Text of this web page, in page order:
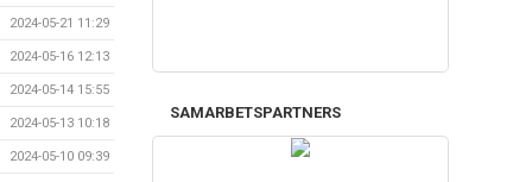
2024-05-21 11:29
2024-05-16 12:13
2024-05-14 15:55
2024-05-13 10:18
2024-05-10 09:39
SAMARBETSPARTNERS